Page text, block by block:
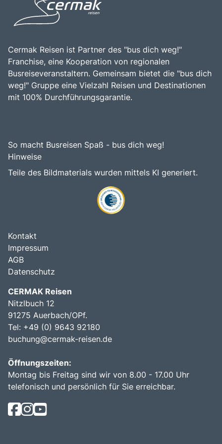
Schönheit und der kulturellen Vielfalt macht die Centovalli-
Bahn zu einem bereichernden Erlebnis für alle, die die
Faszination dieser einzigartigen Region entdecken
Cermak Reisen ist Partner des "bus dich weg!"
Franchise, eine Kooperation von regionalen
Busreiseveranstaltern. Gemeinsam bietet die "bus dich
weg!" Gruppe eine Vielzahl Reisen und Destinationen
mit 100% Durchführungsgarantie.
So macht Busreisen Spaß - bus dich weg!
Hinweise
Teile des Bildmaterials wurden mittels KI generiert.
Kontakt
Impressum
AGB
Datenschutz
CERMAK Reisen
Nitzlbuch 12
91275 Auerbach/OPf.
Tel: +49 (0) 9643 92180
buchung@cermak-reisen.de
Öffnungszeiten:
Montag bis Freitag sind wir von 8.00 - 17.00 Uhr
telefonisch und persönlich für Sie erreichbar.